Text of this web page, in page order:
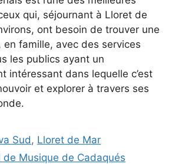
qui, séjournant à Lloret de
ont besoin de trouver une
en famille, avec des services
les publics ayant un
intéressant dans lequelle c’est
et explorer à travers ses
Sud, Lloret de Mar
de Musique de Cadaqués